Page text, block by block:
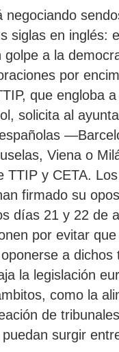
negociando
siglas en inglés:
a la
por
que engloba
solicita al
Viena o
TTIP y CETA.
firmado su
días 21 y 22 de
por evitar
a
la legislación
como la
de
surgir